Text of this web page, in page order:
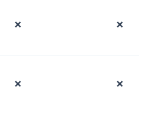
❌ ❌
❌ ❌